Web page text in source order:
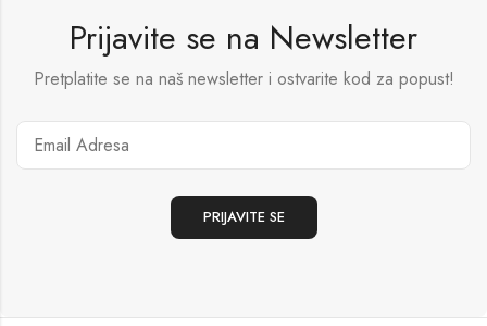
Prijavite se na Newsletter
Pretplatite se na naš newsletter i ostvarite kod za popust!